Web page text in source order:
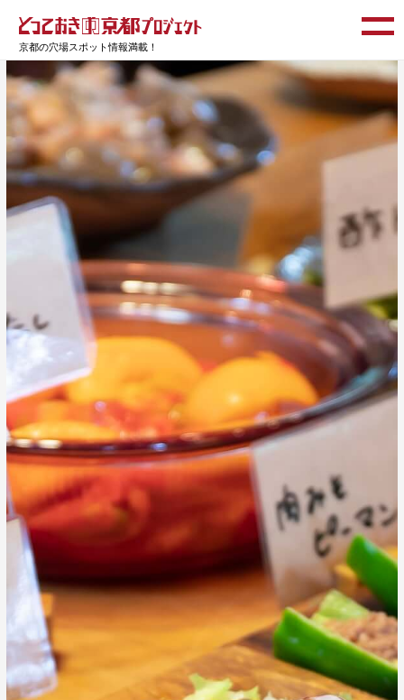
京都の穴場スポット情報満載！